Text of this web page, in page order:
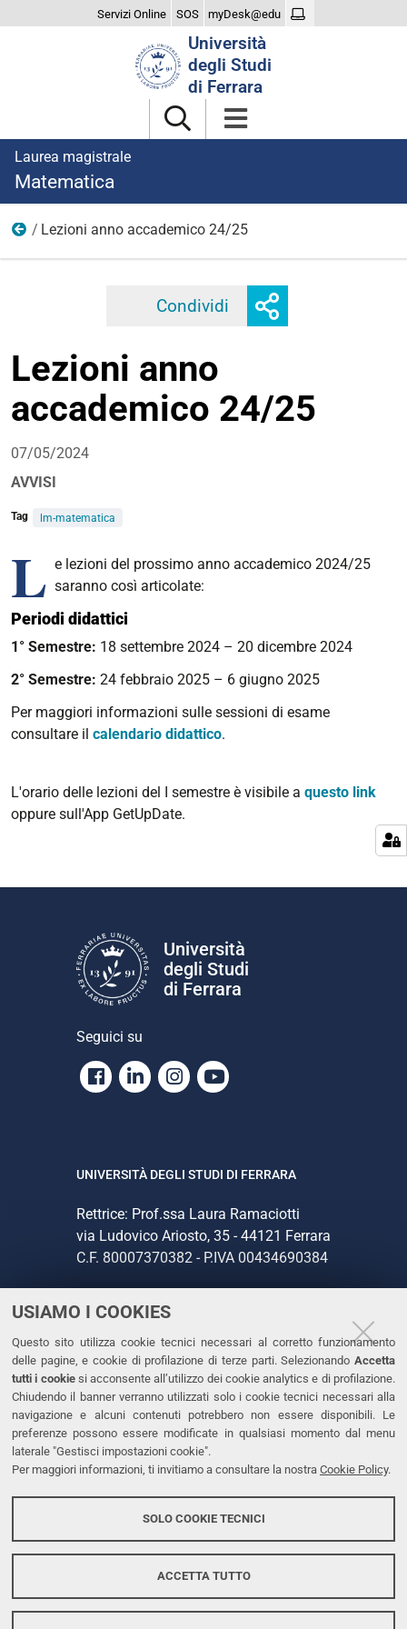
USIAMO I COOKIES
Questo sito utilizza cookie tecnici necessari al corretto funzionamento
delle pagine, e cookie di profilazione di terze parti. Selezionando Accetta
tutti i cookiesi acconsente all’utilizzo dei cookie analytics e di profilazione.
Chiudendo il banner verranno utilizzati solo i cookie tecnici necessari alla
navigazione e alcuni contenuti potrebbero non essere disponibili. Le
preferenze possono essere modificate in qualsiasi momento dal menu
laterale "Gestisci impostazioni cookie".
Per maggiori informazioni, ti invitiamo a consultare la nostra Cookie Policy.
SOLO COOKIE TECNICI
ACCETTA TUTTO
Servizi Online SOS myDesk@edu
Università
degli Studi
di Ferrara
Laurea magistrale
Matematica
2024
Lezioni anno accademico 24/25
Condividi Facebook
condivisione
Lezioni anno
accademico 24/25
07/05/2024
AVVISI
Tag lm-matematica
L e lezioni del prossimo anno accademico 2024/25
saranno così articolate:
Periodi didattici
1° Semestre: 18 settembre 2024 – 20 dicembre 2024
2° Semestre: 24 febbraio 2025 – 6 giugno 2025
Per maggiori informazioni sulle sessioni di esame
consultare il calendario didattico.
L'orario delle lezioni del I semestre è visibile a questo link
oppure sull'App GetUpDate.
Università
degli Studi
di Ferrara
Seguici su
Facebook
LinkedinInstagram
Youtube
UNIVERSITÀ DEGLI STUDI DI FERRARA
Rettrice: Prof.ssa Laura Ramaciotti
via Ludovico Ariosto, 35 - 44121 Ferrara
C.F. 80007370382 - P.IVA 00434690384
CONTATTI
Tel. +39 0532 293111
Fax. +39 0532 293031
PEC
LINKS
Dichiarazione di accessibilità
Protezione dati personali